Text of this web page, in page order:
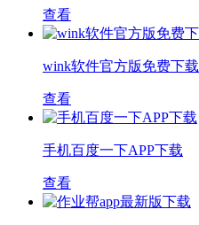
查看
wink软件官方版免费下载
查看
手机百度一下APP下载
查看